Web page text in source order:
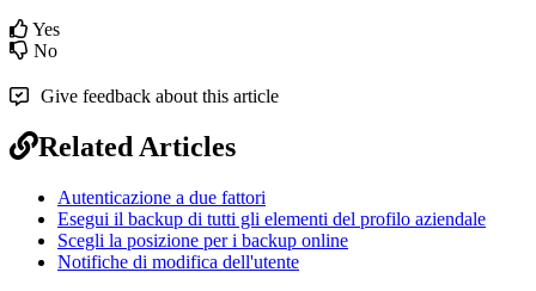
Yes
No
Give feedback about this article
Related Articles
Autenticazione a due fattori
Esegui il backup di tutti gli elementi del profilo aziendale
Scegli la posizione per i backup online
Notifiche di modifica dell'utente